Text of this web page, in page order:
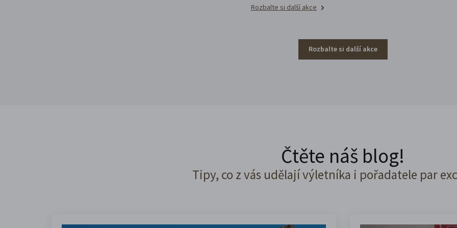
Rozbalte si další akce
Rozbalte si další akce
Čtěte náš blog!
Tipy, co z vás udělají výletníka i pořadatele par